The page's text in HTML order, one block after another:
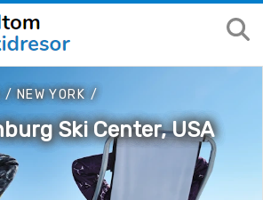
/NEW YORK /
Ski Center, USA